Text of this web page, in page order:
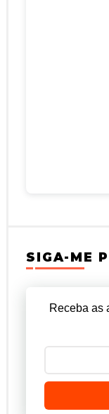
SIGA-ME
Receba as